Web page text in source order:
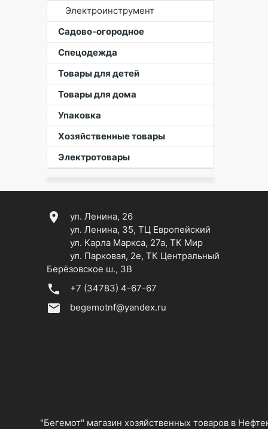
Электроинструмент
Садово-огородное
Спецодежда
Товары для детей
Товары для дома
Упаковка
Хозяйственные товары
Электротовары
location_on
ул. Ленина, 26
ул. Ленина, 35, ТЦ Европейский
ул. Карла Маркса, 27а, ТК Мир
ул. Парковая, 2е, ТК Центральный
Берёзовское ш., 3В
phone +7 (34783) 4-67-67
email begemotnf@yandex.ru
"Бегемот" магазин хозяйственных товаров в